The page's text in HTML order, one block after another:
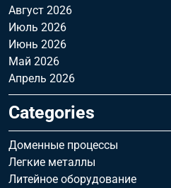
Август 2026
Июль 2026
Июнь 2026
Май 2026
Апрель 2026
Categories
Доменные процессы
Легкие металлы
Литейное оборудование